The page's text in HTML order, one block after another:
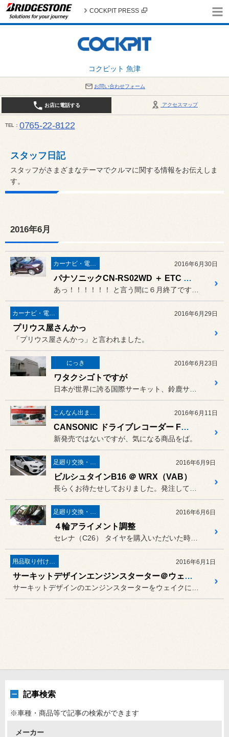
コクピット 魚津
COCKPIT PRESS
お問い合わせフォーム
アクセスマップ
お店に電話する
TEL 0765-22-8122
スタッフ日記
スタッフがさまざまなテーマでクルマに関する情報をお伝えしま
す。
2016年6月
カーナビ・電装品 2016年6月30日
パナソニックCN-RS02WD ＋ ETC ＠ アクア
カーナビ・電装品 2016年6月29日
プリウス屋さんかっ
「プリウス屋さんかっ」と言われました。
にっき 2016年6月23日
ワタクシゴトですが
こんなん出ました。 2016年6月11日
CANSONIC ドライブレコーダー FDV-700S
新発売ではないですが、気になる商品をば。
足廻り交換・４輪アライメント調整 2016年6月9日
ビルシュタインB16 ＠ WRX（VAB）
足廻り交換・４輪アライメント調整 2016年6月6日
４輪アライメント調整
用品取り付け作業 2016年6月1日
サーキットデザインエンジンスターター＠ウェイク
記事検索
※車種・商品等で記事の検索ができます
メーカー